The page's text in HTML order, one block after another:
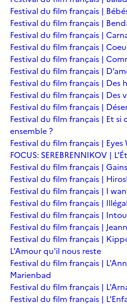
Festival du film français |
Festival du film français |
Festival du film français |
Festival du film français |
Festival du film français |
Festival du film français |
Festival du film français | Des
Festival du film français | Des
Festival du film français |
Festival du film français | Et si
ensemble ?
Festival du film français | Eyes
FOCUS: SEREBRENNIKOV |
Festival du film français |
Festival du film français |
Festival du film français | I
Festival du film français | Illégal
Festival du film français |
Festival du film français |
Festival du film français |
L'Amour qu'il nous reste
Festival du film français |
Marienbad
Festival du film français |
Festival du film français |